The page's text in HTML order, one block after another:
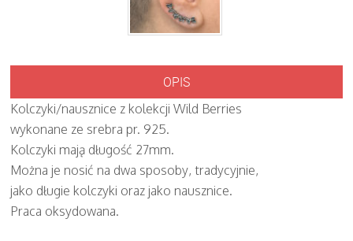
OPIS
Kolczyki/nausznice z kolekcji Wild Berries
wykonane ze srebra pr. 925.
Kolczyki mają długość 27mm.
Można je nosić na dwa sposoby, tradycyjnie,
jako długie kolczyki oraz jako nausznice.
Praca oksydowana.